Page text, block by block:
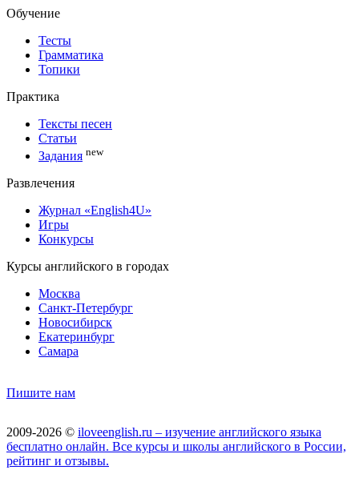
Обучение
Тесты
Грамматика
Топики
Практика
Тексты песен
Статьи
Задания new
Развлечения
Журнал «English4U»
Игры
Конкурсы
Курсы английского в городах
Москва
Санкт-Петербург
Новосибирск
Екатеринбург
Самара
Пишите нам
2009-2026 © iloveenglish.ru – изучение английского языка
бесплатно онлайн. Все курсы и школы английского в России,
рейтинг и отзывы.